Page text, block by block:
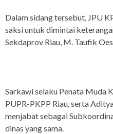
Dalam sidang tersebut, JPU
saksi untuk dimintai
Sekdaprov Riau, M. Taufik
Sarkawi selaku Penata Muda
PUPR-PKPP Riau, serta
menjabat sebagai
dinas yang sama.